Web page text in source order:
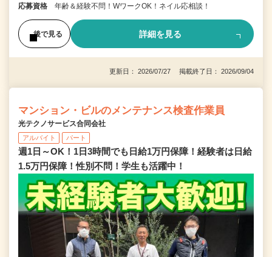
応募資格 年齢＆経験不問！WワークOK！ネイル応相談！
後で見る 詳細を見る
更新日： 2026/07/27 掲載終了日： 2026/09/04
マンション・ビルのメンテナンス検査作業員
光テクノサービス合同会社
アルバイト パート
週1日～OK！1日3時間でも日給1万円保障！経験者は日給
1.5万円保障！性別不問！学生も活躍中！